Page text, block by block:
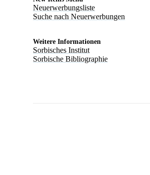
Neuerwerbungsliste
Suche nach Neuerwerbungen
Weitere Informationen
Sorbisches Institut
Sorbische Bibliographie